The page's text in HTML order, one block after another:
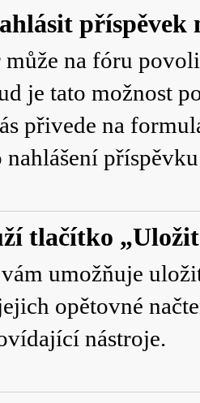
příspěvek
na fóru
je tato možnost
přivede na
tlačítko
umožňuje
opětovné
nástroje.